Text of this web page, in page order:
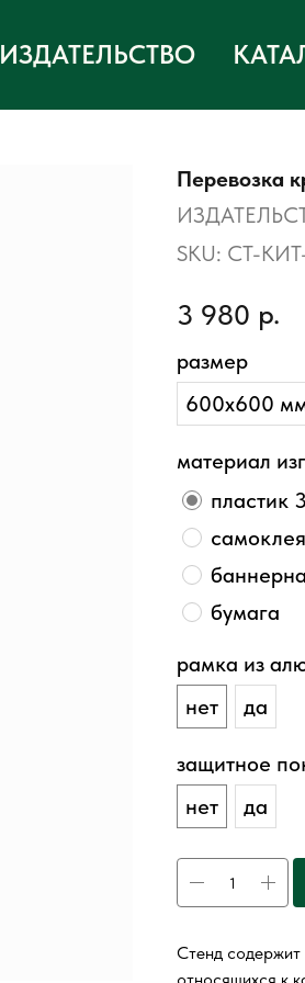
ИЗДАТЕЛЬСТВО
Перевозка
SKU: СТ-
3 980 р.
размер
600х600
материал
пластик
бумага
рамка из
нет
да
защитное
нет
да
Стенд